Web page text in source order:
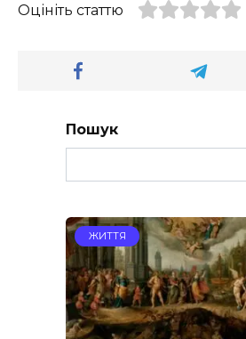
Оцініть статтю
Пошук
ЖИТТЯ